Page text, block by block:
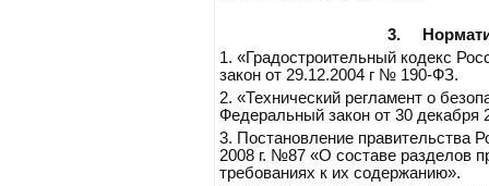
3.
1. «Градостроительный кодекс
закон от 29.12.2004 г № 190-ФЗ.
2. «Технический регламент о
Федеральный закон от 30 декабря
3. Постановление правительства
2008 г. №87 «О составе разделов
требованиях к их содержанию».